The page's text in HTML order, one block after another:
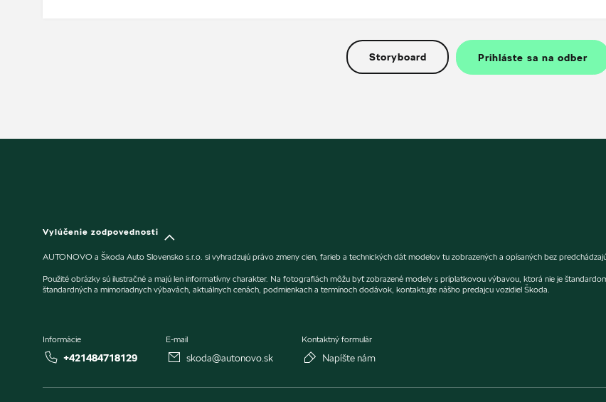
Storyboard Prihláste sa na odber
Vylúčenie zodpovednosti
AUTONOVO a Škoda Auto Slovensko s.r.o. si vyhradzujú právo zmeny cien, farieb a technických dát modelov tu zobrazených a opísaných bez
Použité obrázky sú ilustračné a majú len informatívny charakter. Na fotografiách môžu byť zobrazené modely s príplatkovou výbavou, ktorá nie je
štandardných a mimoriadnych výbavách, aktuálnych cenách, podmienkach a termínoch dodávok, kontaktujte nášho predajcu vozidiel Škoda.
Informácie
+421484718129
E-mail
skoda@autonovo.sk
Kontaktný formulár
Napíšte nám